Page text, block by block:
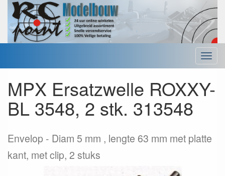
Menu
MPX Ersatzwelle ROXXY-
BL 3548, 2 stk. 313548
Envelop
Diam 5 mm , lengte 63 mm met platte
kant, met clip, 2 stuks